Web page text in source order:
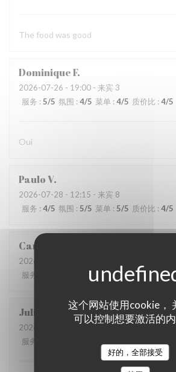
这个网站使用cookie，
可以控制想要激活的内
好的，全部接受
The food was good
DominiqueF
2026-07-26 - 19:00 - 来宾 3
服务 :5/5 氛围 : 4/5 菜单 :4/5 质价比 : 4/5
Oui
PauloV
2026-07-28 - 12:15 - 来宾 8
服务 : 4/5 氛围 : 5/5 菜单 : 5/5 质价比 : 4/5
Carolina
2026-07-26
服务
菜单:5 /5 质价比: 5/5
Juliana
2026-07-24
- 18:45 - 来宾 3
服务